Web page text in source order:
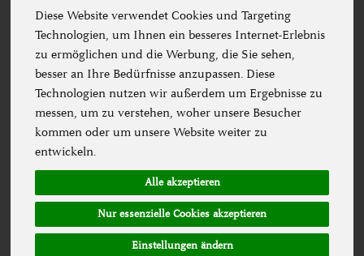
Diese Website verwendet Cookies und Targeting
Technologien, um Ihnen ein besseres Internet-Erlebnis
zu ermöglichen und die Werbung, die Sie sehen,
besser an Ihre Bedürfnisse anzupassen. Diese
Technologien nutzen wir außerdem um Ergebnisse zu
messen, um zu verstehen, woher unsere Besucher
kommen oder um unsere Website weiter zu
entwickeln.
Alle akzeptieren
Nur essenzielle Cookies akzeptieren
Einstellungen ändern
Produkte Speisekammer
Tee & Kaffee
Kaffee
PRODUKT "ESPRESSO MINERO
GEMAHLEN" NICHT
VERFÜGBAR.
Das von Ihnen gesuchte Produkt ist leider zur Zeit nicht